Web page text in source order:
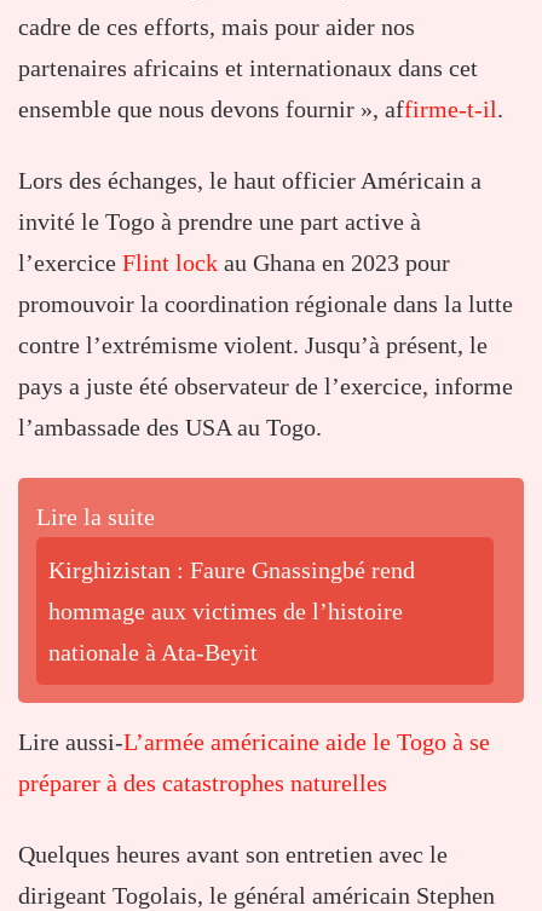
cadre de ces efforts, mais pour aider nos
partenaires africains et internationaux dans cet
ensemble que nous devons fournir », affirme-t-il.
Lors des échanges, le haut officier Américain a
invité le Togo à prendre une part active à
l’exercice Flint lock au Ghana en 2023 pour
promouvoir la coordination régionale dans la lutte
contre l’extrémisme violent. Jusqu’à présent, le
pays a juste été observateur de l’exercice, informe
l’ambassade des USA au Togo.
Lire la suite
Kirghizistan : Faure Gnassingbé rend
hommage aux victimes de l’histoire
nationale à Ata-Beyit
Lire aussi-L’armée américaine aide le Togo à se
préparer à des catastrophes naturelles
Quelques heures avant son entretien avec le
dirigeant Togolais, le général américain Stephen